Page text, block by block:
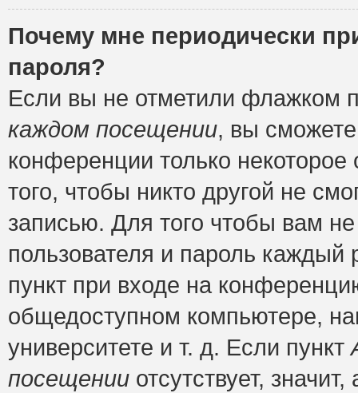
Почему мне периодически
пароля?
Если вы не отметили флажком
каждом посещении, вы
конференции только
того, чтобы никто другой не
записью. Для того чтобы вам
пользователя и пароль
пункт при входе на
общедоступном компьютере,
университете и т. д. Если пункт
посещении отсутствует,